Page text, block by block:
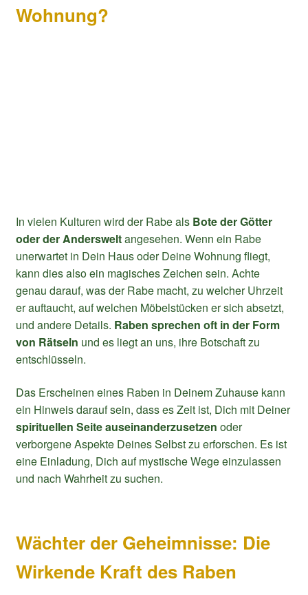
Wohnung?
In vielen Kulturen wird der Rabe als Bote der Götter
oder der Andersweltangesehen. Wenn ein Rabe
unerwartet in Dein Haus oder Deine Wohnung fliegt,
kann dies also ein magisches Zeichen sein. Achte
genau darauf, was der Rabe macht, zu welcher Uhrzeit
er auftaucht, auf welchen Möbelstücken er sich absetzt,
und andere Details. Raben sprechen oft in der Form
von Rätseln und es liegt an uns, ihre Botschaft zu
entschlüsseln.
Das Erscheinen eines Raben in Deinem Zuhause kann
ein Hinweis darauf sein, dass es Zeit ist, Dich mit Deiner
spirituellen Seite auseinanderzusetzen oder
verborgene Aspekte Deines Selbst zu erforschen. Es ist
eine Einladung, Dich auf mystische Wege einzulassen
und nach Wahrheit zu suchen.
Wächter der Geheimnisse: Die
Wirkende Kraft des Raben